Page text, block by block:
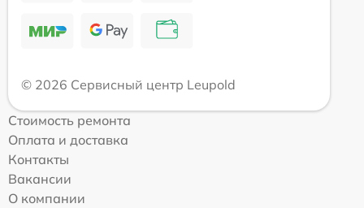
© 2026 Сервисный центр Leupold
Стоимость ремонта
Оплата и доставка
Контакты
Вакансии
О компании